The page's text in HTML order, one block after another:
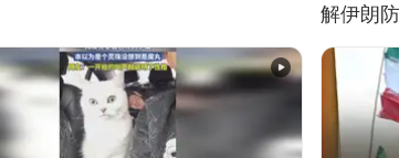
解伊朗